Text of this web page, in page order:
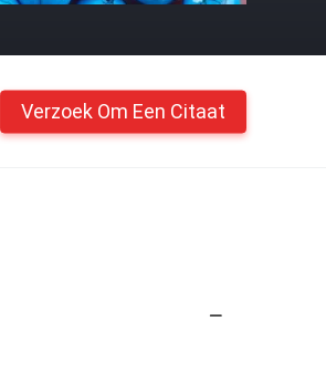
Verzoek Om Een Citaat